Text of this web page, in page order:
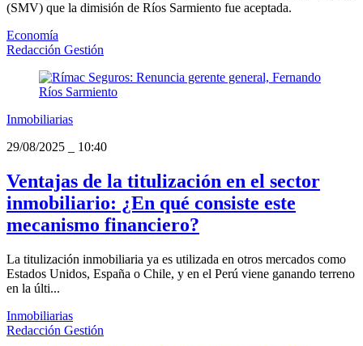
(SMV) que la dimisión de Ríos Sarmiento fue aceptada.
Economía
Redacción Gestión
Inmobiliarias
29/08/2025
10:40
Ventajas de la titulización en el sector
inmobiliario: ¿En qué consiste este
mecanismo financiero?
La titulización inmobiliaria ya es utilizada en otros mercados como
Estados Unidos, España o Chile, y en el Perú viene ganando terreno
en la últi...
Inmobiliarias
Redacción Gestión